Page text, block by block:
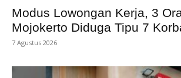
Modus Lowongan Kerja, 3
Mojokerto Diduga Tipu 7
7 Agustus 2026